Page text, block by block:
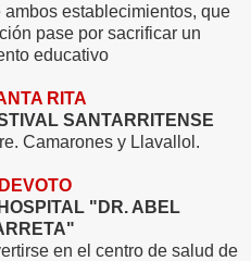
establecimientos, que
pase por sacrificar un
educativo
RITA
SANTARRITENSE
Camarones y Llavallol.
"DR. ABEL
en el centro de salud de